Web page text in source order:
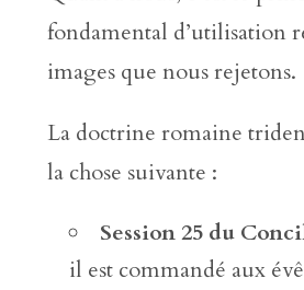
fondamental d’utilisation
images que nous rejetons.
La doctrine romaine
la chose suivante :
Session 25 du
il est commandé aux